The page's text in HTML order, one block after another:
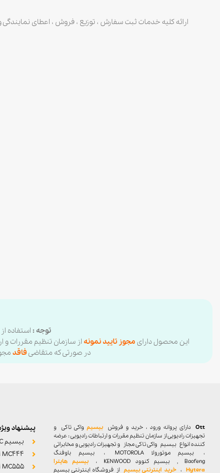
ارائه کلیه خدمات ثبت سفارش ، توزیع ، فروش ، اعطای
توجه :استفاده
این محصول دارای مجوز تایید نمونه از سازمان تنظیم مقررات و
در صورتی که متقاضی فاقد
Ottدارای پروانه ورود ، خرید و فروش بیسیمواکی تاکی و
تجهیزات رادیویی از سازمان تنظیم مقررات و ارتباطات رادیویی : عرضه
کننده انواع بیسیم واکی تاکی مجاز و تجهیزات رادیویی و مخابراتی
، بیسیم موتورولا MOTOROLA ، بیسیم باوفنگ
Baofeng , بیسیم کنوود KENWOOD ،
بیسیم هایترا
Hytera، خرید اینترنتی بیسیم از فروشگاه اینترنتی بیسیم
پیشنهاد
بیسیم POC
MC444
MC555